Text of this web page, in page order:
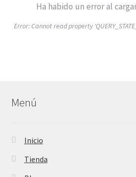
Ha habido un error al
Error: Cannot read property
Menú
Inicio
Tienda